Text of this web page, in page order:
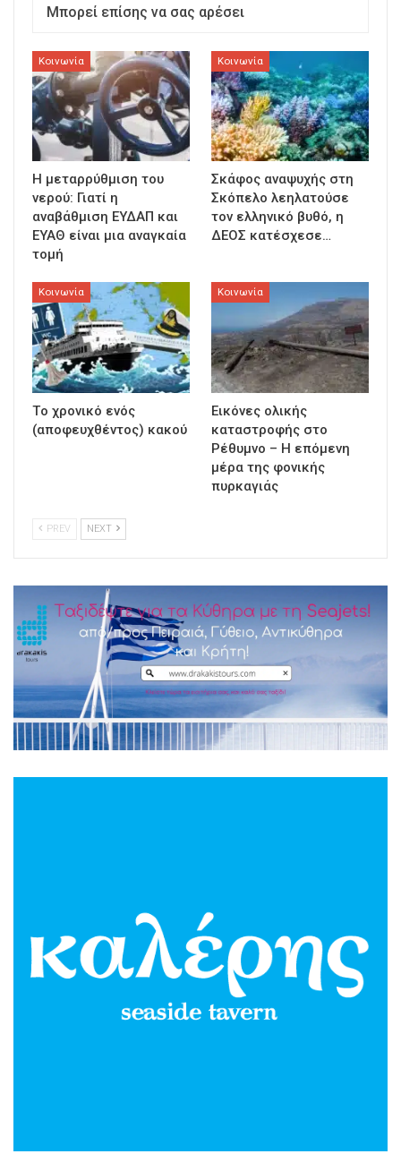
Μπορεί επίσης να σας αρέσει
Κοινωνία
Η μεταρρύθμιση του
νερού: Γιατί η
αναβάθμιση ΕΥΔΑΠ και
ΕΥΑΘ είναι μια αναγκαία
τομή
Κοινωνία
Σκάφος αναψυχής στη
Σκόπελο λεηλατούσε
τον ελληνικό βυθό, η
ΔΕΟΣ κατέσχεσε…
Κοινωνία
Τo χρονικό ενός
(αποφευχθέντος) κακού
Κοινωνία
Εικόνες ολικής
καταστροφής στο
Ρέθυμνο – Η επόμενη
μέρα της φονικής
πυρκαγιάς
PREV NEXT